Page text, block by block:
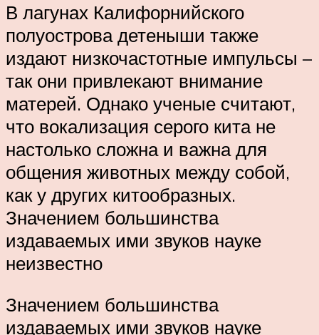
В лагунах Калифорнийского
полуострова детеныши также
издают низкочастотные импульсы –
так они привлекают внимание
матерей. Однако ученые считают,
что вокализация серого кита не
настолько сложна и важна для
общения животных между собой,
как у других китообразных.
Значением большинства
издаваемых ими звуков науке
неизвестно
Значением большинства
издаваемых ими звуков науке